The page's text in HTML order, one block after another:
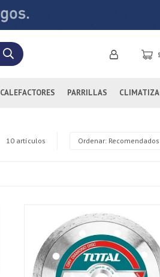
CALEFACTORES PARRILLAS
$
10 artículos Recomendados